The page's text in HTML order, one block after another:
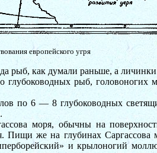
европейского угря
рыб, как думали раньше, а
глубоководных рыб,
по 6 — 8 глубоководных
моря, обычны на
Пищи же на глубинах
и крылоногий